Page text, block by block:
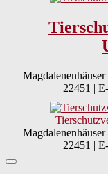
22451 |
22451 |